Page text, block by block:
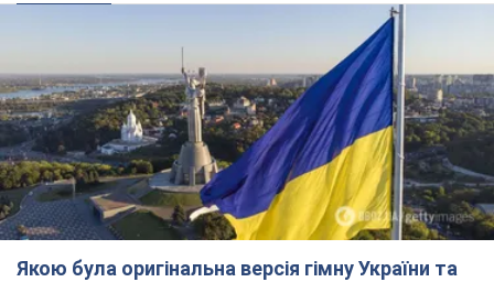
Якою була оригінальна версія гімну України та